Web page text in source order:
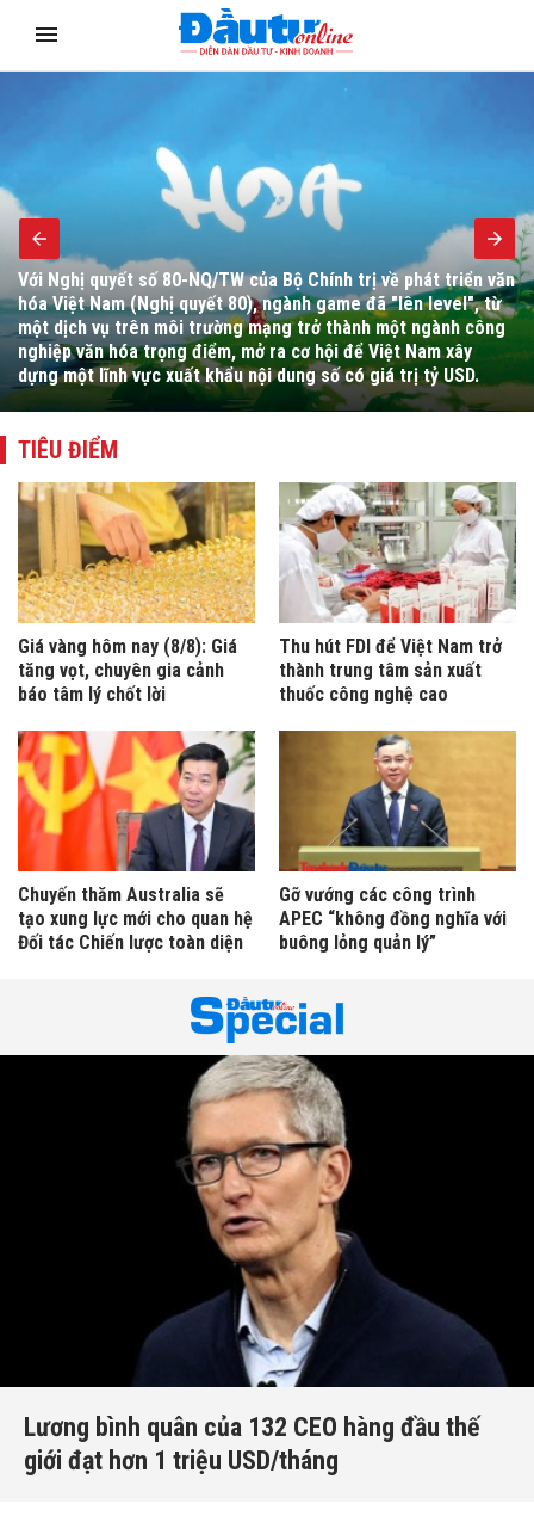
Bộ trưởng Bộ Tài chính Ngô Văn Tuấn yêu cầu đẩy mạnh hoàn
thiện thể chế, cải cách hành chính, chuyển đổi số, tháo gỡ
vướng mắc cho người dân, doanh nghiệp và thúc đẩy giải ngân
đầu tư công.
TIÊU ĐIỂM
Giá vàng hôm nay (8/8): Giá
tăng vọt, chuyên gia cảnh
báo tâm lý chốt lời
Thu hút FDI để Việt Nam trở
thành trung tâm sản xuất
thuốc công nghệ cao
Chuyến thăm Australia sẽ
tạo xung lực mới cho quan hệ
Đối tác Chiến lược toàn diện
Gỡ vướng các công trình
APEC “không đồng nghĩa với
buông lỏng quản lý”
Lương bình quân của 132 CEO hàng đầu thế
giới đạt hơn 1 triệu USD/tháng